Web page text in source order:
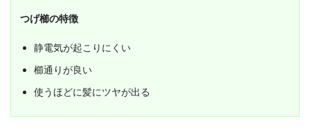
つげ櫛の特徴
静電気が起こりにくい
櫛通りが良い
使うほどに髪にツヤが出る